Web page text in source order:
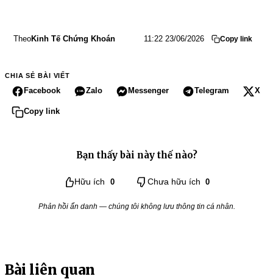
TheoKinh Tế Chứng Khoán 11:22 23/06/2026 Copy link
CHIA SẺ BÀI VIẾT
Facebook Zalo Messenger Telegram X
Copy link
Bạn thấy bài này thế nào?
Hữu ích 0 Chưa hữu ích 0
Phản hồi ẩn danh — chúng tôi không lưu thông tin cá nhân.
Bài liên quan